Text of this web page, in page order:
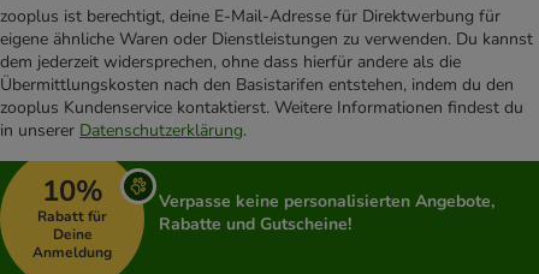
zooplus ist berechtigt, deine E-Mail-Adresse für Direktwerbung für
eigene ähnliche Waren oder Dienstleistungen zu verwenden. Du kannst
dem jederzeit widersprechen, ohne dass hierfür andere als die
Übermittlungskosten nach den Basistarifen entstehen, indem du den
zooplus Kundenservice kontaktierst. Weitere Informationen findest du
in unserer Datenschutzerklärung.
10%
Rabatt für
Deine
Anmeldung
Verpasse keine personalisierten Angebote,
Rabatte und Gutscheine!